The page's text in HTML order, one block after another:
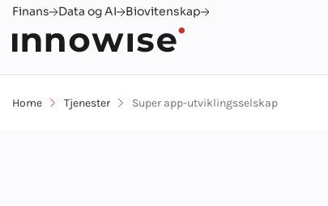
Finans Data og AI Biovitenskap
Home Tjenester Super app-utviklingsselskap